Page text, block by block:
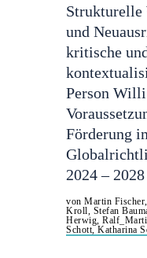
Strukturelle
und
kritische
Person
Förderung
2024 –
von Martin
Kroll, Stefan
Herwig,
Schott, Katharina